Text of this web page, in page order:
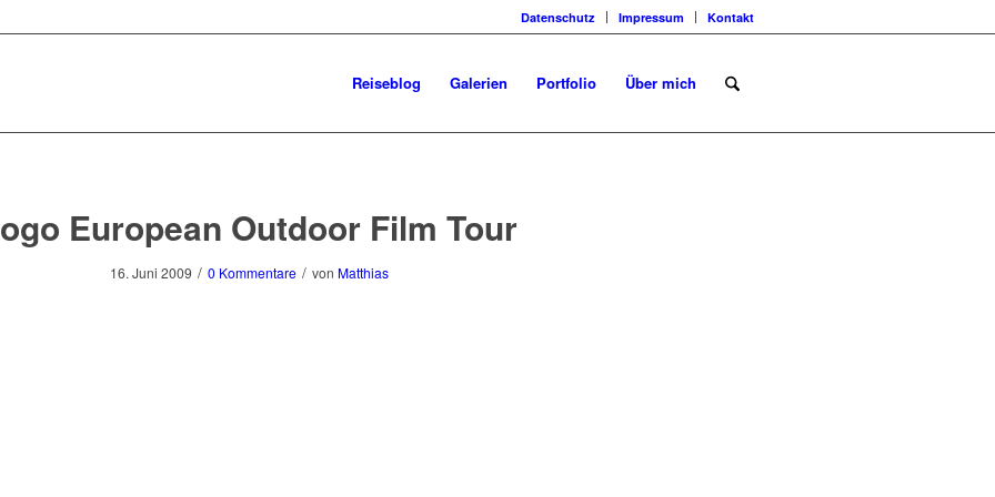
Datenschutz Impressum Kontakt
Reiseblog Galerien Portfolio Über mich
European Outdoor Film Tour
16. Juni 2009 / 0 Kommentare / von Matthias